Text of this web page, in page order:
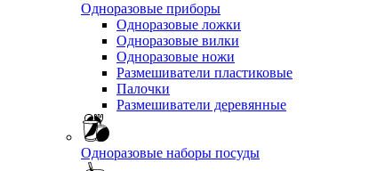
Одноразовые приборы
Одноразовые ложки
Одноразовые вилки
Одноразовые ножи
Размешиватели пластиковые
Палочки
Размешиватели деревянные
Одноразовые наборы посуды